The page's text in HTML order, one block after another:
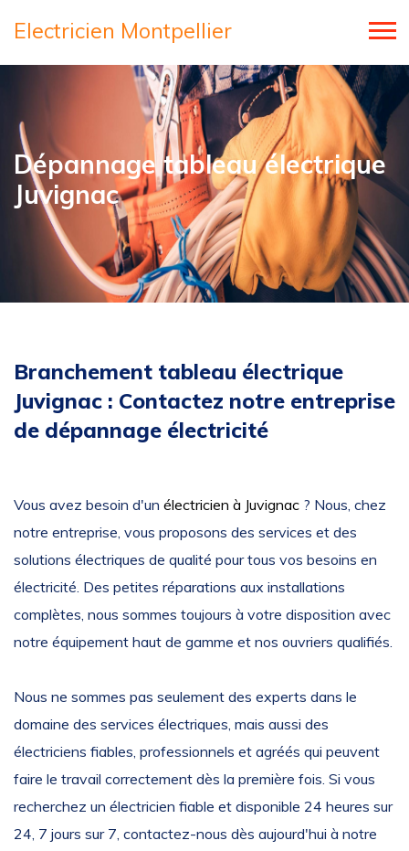
Electricien Montpellier
Dépannage tableau électrique
Juvignac
Branchement tableau électrique
Juvignac : Contactez notre entreprise
de dépannage électricité
Vous avez besoin d'un électricien à Juvignac ? Nous, chez
notre entreprise, vous proposons des services et des
solutions électriques de qualité pour tous vos besoins en
électricité. Des petites réparations aux installations
complètes, nous sommes toujours à votre disposition avec
notre équipement haut de gamme et nos ouvriers qualifiés.
Nous ne sommes pas seulement des experts dans le
domaine des services électriques, mais aussi des
électriciens fiables, professionnels et agréés qui peuvent
faire le travail correctement dès la première fois. Si vous
recherchez un électricien fiable et disponible 24 heures sur
24, 7 jours sur 7, contactez-nous dès aujourd'hui à notre